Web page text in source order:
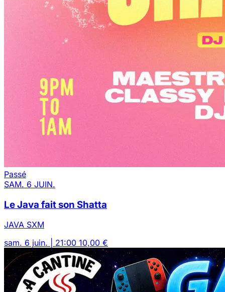
Passé
SAM. 6 JUIN.
Le Java fait son Shatta
JAVA SXM
sam. 6 juin. | 21:00 10,00 €